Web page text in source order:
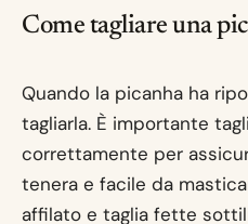
Come tagliare una
Quando la picanha ha
tagliarla. È importante
correttamente per
tenera e facile da
affilato e taglia fette